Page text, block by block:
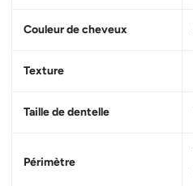
Couleur de cheveux
Texture
Taille de dentelle
Périmètre